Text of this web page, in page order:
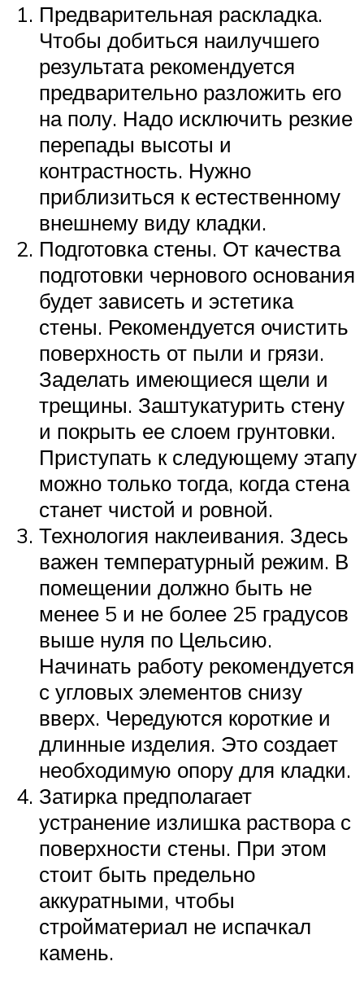
Предварительная раскладка.
Чтобы добиться наилучшего
результата рекомендуется
предварительно разложить его
на полу. Надо исключить резкие
перепады высоты и
контрастность. Нужно
приблизиться к естественному
внешнему виду кладки.
Подготовка стены. От качества
подготовки чернового основания
будет зависеть и эстетика
стены. Рекомендуется очистить
поверхность от пыли и грязи.
Заделать имеющиеся щели и
трещины. Заштукатурить стену
и покрыть ее слоем грунтовки.
Приступать к следующему этапу
можно только тогда, когда стена
станет чистой и ровной.
Технология наклеивания. Здесь
важен температурный режим. В
помещении должно быть не
менее 5 и не более 25 градусов
выше нуля по Цельсию.
Начинать работу рекомендуется
с угловых элементов снизу
вверх. Чередуются короткие и
длинные изделия. Это создает
необходимую опору для кладки.
Затирка предполагает
устранение излишка раствора с
поверхности стены. При этом
стоит быть предельно
аккуратными, чтобы
стройматериал не испачкал
камень.